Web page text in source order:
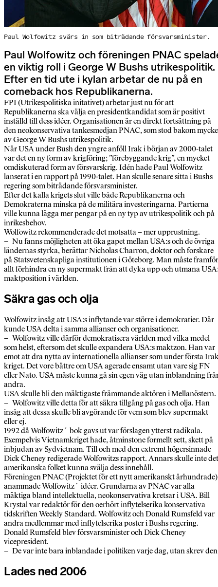
Paul Wolfowitz svärs in som biträdande försvarsminister.
Paul Wolfowitz och föreningen PNAC
en viktig roll i George W Bushs utrikespolitik.
Efter en tid ute i kylan arbetar de nu på en
comeback hos Republikanerna.
FPI (Utrikespolitiska initativet) arbetar just nu för att
Republikanerna ska välja en presidentkandidat som är positivt
inställd till dess idéer. Organisationen är en direkt fortsättning på
den neokonservativa tankesmedjan PNAC, som stod bakom
av George W Bushs utrikespolitik.
När USA under Bush den yngre anföll Irak i början av 2000-talet
var det en ny form av krigföring; ”förebyggande krig”, en mycket
omdiskuterad form av försvarskrig. Idén hade Paul Wolfowitz
lanserat i en rapport på 1990-talet. Han skulle senare sitta i Bushs
regering som biträdande försvarsminister.
Efter det kalla krigets slut ville både Republikanerna och
Demokraterna minska på de militära investeringarna. Partierna
ville kunna lägga mer pengar på en ny typ av utrikespolitik och på
inrikesbehov.
Wolfowitz rekommenderade det motsatta – mer upprustning.
– Nu fanns möjligheten att öka gapet mellan USA:s och de övriga
ländernas styrka, berättar Nicholas Charron, doktor och forskare
på Statsvetenskapliga institutionen i Göteborg. Man måste framför
allt förhindra en ny supermakt från att dyka upp och utmana
maktposition i världen.
Säkra gas och olja
Wolfowitz insåg att USA:s inflytande var större i demokratier. Där
kunde USA delta i samma allianser och organisationer.
– Wolfowitz ville därför demokratisera världen med vilka medel
som helst, eftersom det skulle expandera USA:s maktzon. Han var
emot att dra nytta av internationella allianser som under första
kriget. Det vore bättre om USA agerade ensamt utan vare sig FN
eller Nato. USA måste kunna gå sin egen väg utan inblandning
andra.
USA skulle bli den mäktigaste främmande aktören i Mellanöstern.
– Wolfowitz ville detta för att säkra tillgång på gas och olja. Han
insåg att dessa skulle bli avgörande för vem som blev supermakt
eller ej.
1992 då Wolfowitz´ bok gavs ut var förslagen ytterst radikala.
Exempelvis Vietnamkriget hade, åtminstone formellt sett, skett på
inbjudan av Sydvietnam. Till och med den extremt högersinnade
Dick Cheney redigerade Wolfowitzs rapport. Annars skulle inte det
amerikanska folket kunna svälja dess innehåll.
Föreningen PNAC (Projektet för ett nytt amerikanskt århundrade)
anammade Wolfowitz´ idéer. Grundarna av PNAC var alla
mäktiga bland intellektuella, neokonservativa kretsar i USA. Bill
Krystal var redaktör för den oerhört inflytelserika konservativa
tidskriften Weekly Standard. Wolfowitz och Donald Rumsfeld var
andra medlemmar med inflytelserika poster i Bushs regering.
Donald Rumsfeld blev försvarsminister och Dick Cheney
vicepresident.
– De var inte bara inblandade i politiken varje dag, utan skrev
Lades ned 2006